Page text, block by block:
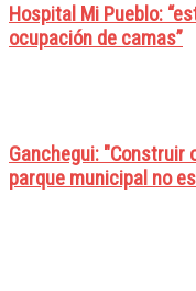
Hospital Mi Pueblo:
ocupación de camas”
Ganchegui: "Construir
parque municipal no